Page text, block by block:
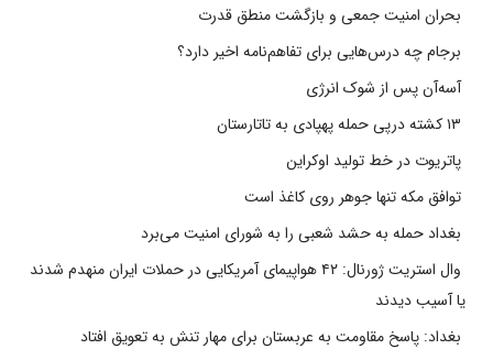
بحران امنیت جمعی و بازگشت منطق قدرت
برجام چه درس‌هایی برای تفاهم‌نامه اخیر دارد؟
آسه‌آن پس از شوک انرژی
پاتریوت در خط تولید اوکراین
توافق مکه تنها جوهر روی کاغذ است
بغداد حمله به حشد شعبی را به شورای امنیت می‌برد
وال استریت ژورنال: ۴۲ هواپیمای آمریکایی در حملات ایران منهدم شدند
یا آسیب دیدند
بغداد: پاسخ مقاومت به عربستان برای مهار تنش به تعویق افتاد